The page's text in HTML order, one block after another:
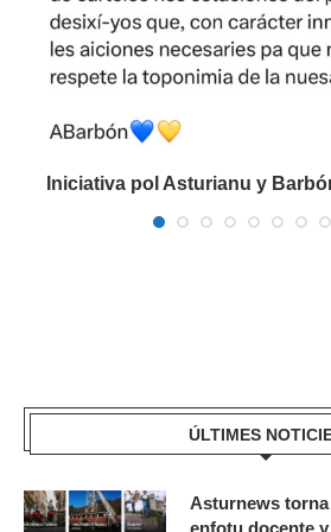
Iniciativa pol Asturianu y
ÚLTIMES
Asturnews
enfotu docente